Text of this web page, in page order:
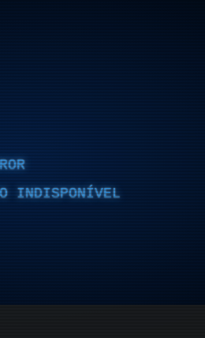
INDISPONÍVEL